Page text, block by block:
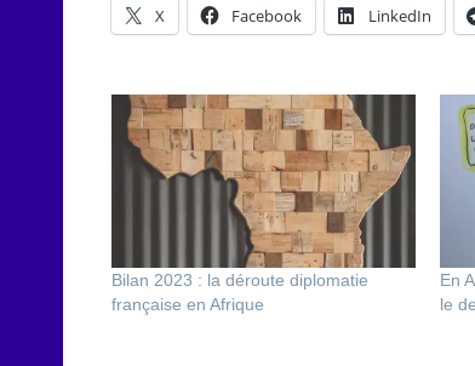
X Facebook LinkedIn
Bilan 2023 : la déroute diplomatie
française en Afrique
En
le